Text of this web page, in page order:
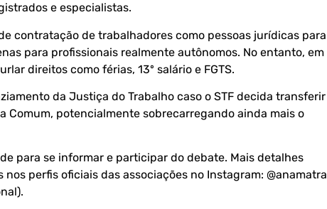
e especialistas.
contratação de trabalhadores como pessoas jurídicas para
para profissionais realmente autônomos. No entanto, em
direitos como férias, 13º salário e FGTS.
da Justiça do Trabalho caso o STF decida transferir
Comum, potencialmente sobrecarregando ainda mais o
para se informar e participar do debate. Mais detalhes
perfis oficiais das associações no Instagram: @anamatra